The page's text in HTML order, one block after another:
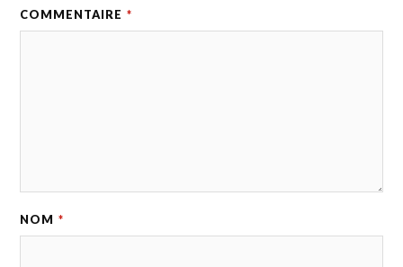
COMMENTAIRE *
NOM *